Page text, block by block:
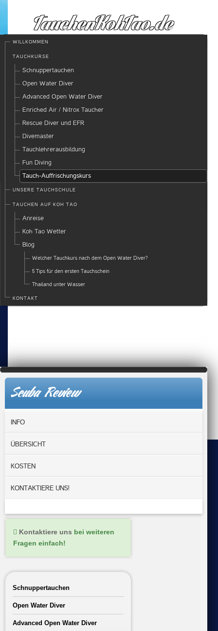
WILLKOMMEN
TAUCHKURSE
Schnuppertauchen
Open Water Diver
Advanced Open Water Diver
Enriched Air / Nitrox Taucher
Rescue Diver und EFR
Divemaster
Tauchlehrerausbildung
Fun Diving
Tauch-Auffrischungskurs
UNSERE TAUCHSCHULE
TAUCHEN AUF KOH TAO
Anreise
Koh Tao Wetter
Blog
Welcher Tauchkurs nach dem Open Water Diver?
5 Tips für den ersten Tauchschein
Thailand unter Wasser
KONTAKT
Scuba Review
INFO
ÜBERSICHT
KOSTEN
KONTAKTIERE UNS!
Kontaktiere uns bei weiteren
Fragen einfach!
Schnuppertauchen
Open Water Diver
Advanced Open Water Diver